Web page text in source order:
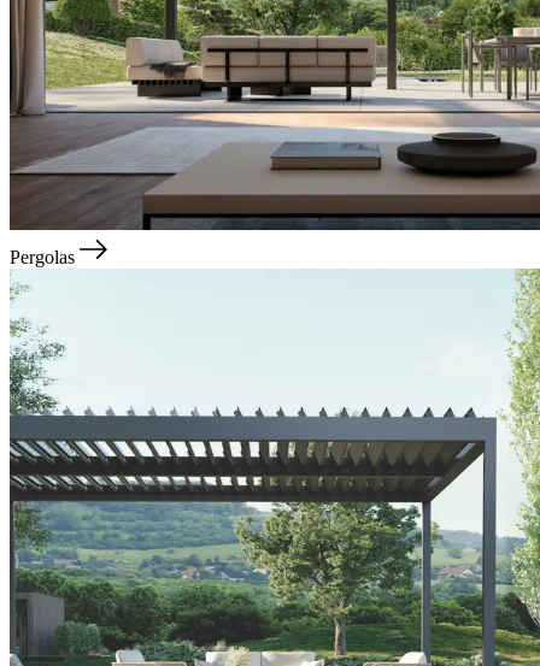
Pergolas